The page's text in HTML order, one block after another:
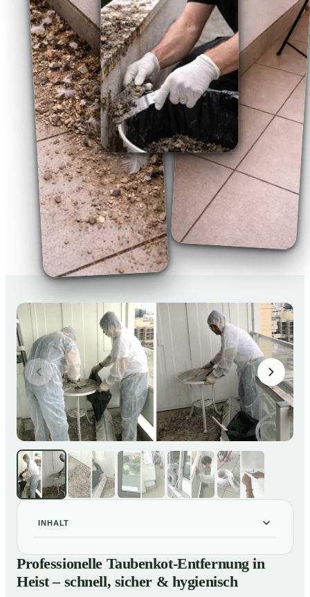
INHALT
01 Professionelle Taubenkot-Entfernung in Heist –
schnell, sicher & hygienisch
Warum professionelle Taubenkot-Entfernung in Heist
Professionelle Taubenkot-Entfernung in
Heist – schnell, sicher & hygienisch